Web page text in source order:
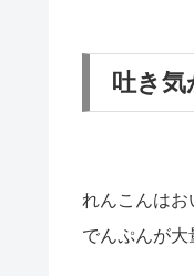
吐き気
れんこんは
でんぷんが大